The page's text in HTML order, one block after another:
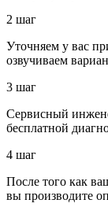
2 шаг
Уточняем у вас
озвучиваем
3 шаг
Сервисный
бесплатной
4 шаг
После того как
вы производите